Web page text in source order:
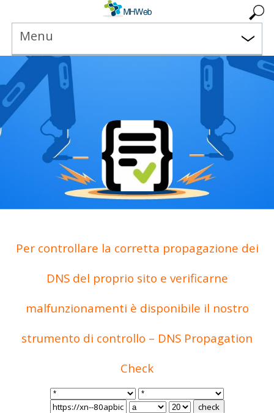
Menu
Per controllare la corretta propagazione dei
DNS del proprio sito e verificarne
malfunzionamenti è disponibile il nostro
strumento di controllo – DNS Propagation
Check